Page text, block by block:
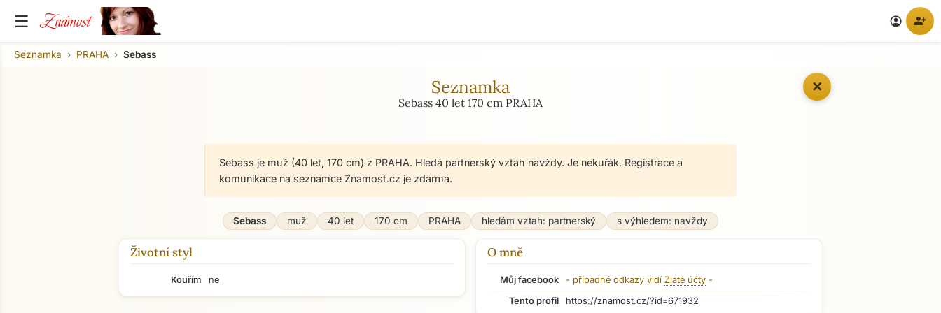
☰ Známost account_circle person_add
✕
Seznamka PRAHA Sebass
Seznamka
Sebass 40 let 170 cm PRAHA
Sebass je muž (40 let, 170 cm) z PRAHA. Hledá partnerský vztah navždy. Je nekuřák. Registrace a
komunikace na seznamce Znamost.cz je zdarma.
Sebass muž 40 let 170 cm PRAHA hledám vztah: partnerský s výhledem: navždy
Životní styl
Kouřím ne
O mně
Můj facebook - případné odkazy vidí Zlaté účty -
Tento profil
https://znamost.cz/?id=671932